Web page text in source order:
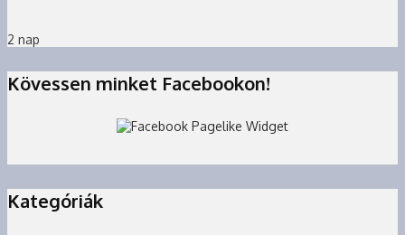
2 nap
Kövessen minket Facebookon!
Kategóriák